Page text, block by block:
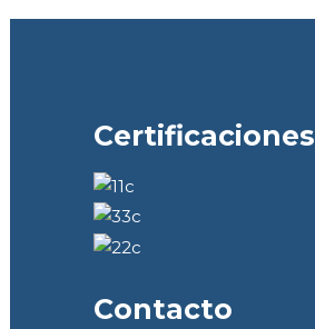
Certificaciones
Contacto